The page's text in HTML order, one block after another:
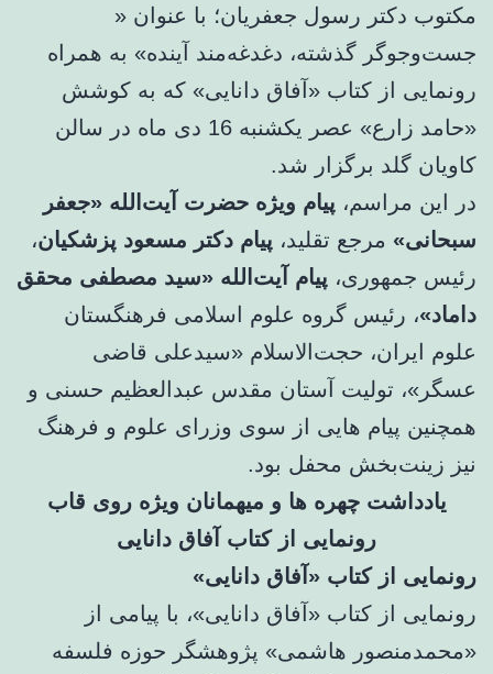
مکتوب دکتر رسول جعفریان؛ با عنوان «
جست‌وجوگر گذشته، دغدغه‌مند آینده» به همراه
رونمایی از کتاب «آفاق دانایی» که به کوشش
«حامد زارع» عصر یکشنبه 16 دی ماه در سالن
کاویان گلد برگزار شد.
در این مراسم، پیام‌ ویژه حضرت آیت‌الله‌ «جعفر
سبحانی» مرجع تقلید، پیام دکتر مسعود پزشکیان،
رئیس جمهوری، پیام آیت‌الله «سید مصطفی محقق
داماد»، رئیس گروه علوم اسلامی فرهنگستان
علوم ایران، حجت‌الاسلام «سیدعلی قاضی
عسگر»، تولیت آستان مقدس عبدالعظیم حسنی و
همچنین پیام هایی از سوی وزرای علوم و فرهنگ
نیز زینت‌بخش محفل بود.
یادداشت چهره ها و میهمانان ویژه روی قاب
رونمایی از کتاب آفاق دانایی
رونمایی از کتاب «آفاق دانایی»
رونمایی از کتاب «آفاق دانایی»، با پیامی از
«محمدمنصور هاشمی» پژوهشگر حوزه فلسفه